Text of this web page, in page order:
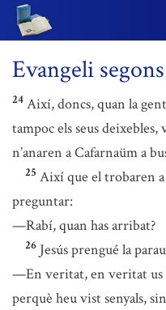
Evangeli
24 Així, doncs, quan la
tampoc els seus deixebles,
n’anaren a Cafarnaüm a
25 Així que el trobaren a
preguntar:
—Rabí, quan has arribat?
26 Jesús prengué la
—En veritat, en veritat us
perquè heu vist senyals,